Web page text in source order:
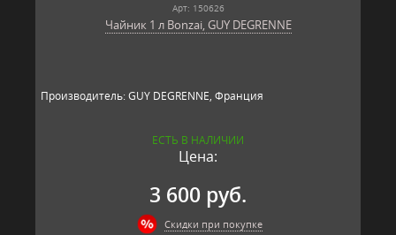
Арт: 150626
Чайник 1 л Bonzai, GUY DEGRENNE
Производитель: GUY DEGRENNE, Франция
ЕСТЬ В НАЛИЧИИ
Цена:
3 600 руб.
Скидки при покупке